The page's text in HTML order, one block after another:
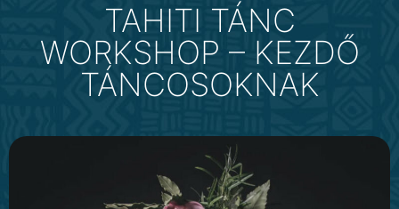
TAHITI TÁNC
WORKSHOP – KEZDŐ
TÁNCOSOKNAK